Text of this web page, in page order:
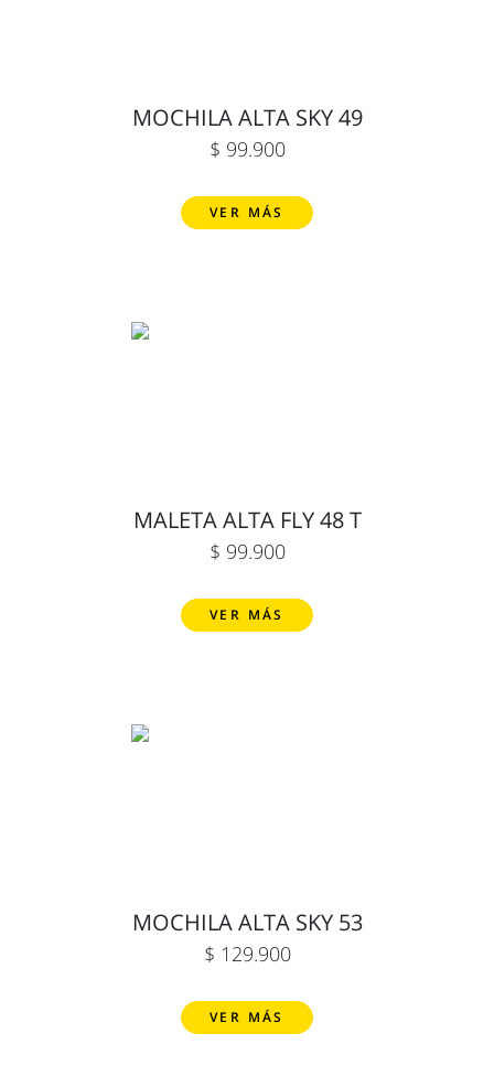
MOCHILA ALTA SKY 49
$ 99.900
VER MÁS
MALETA ALTA FLY 48 T
$ 99.900
VER MÁS
MOCHILA ALTA SKY 53
$ 129.900
VER MÁS